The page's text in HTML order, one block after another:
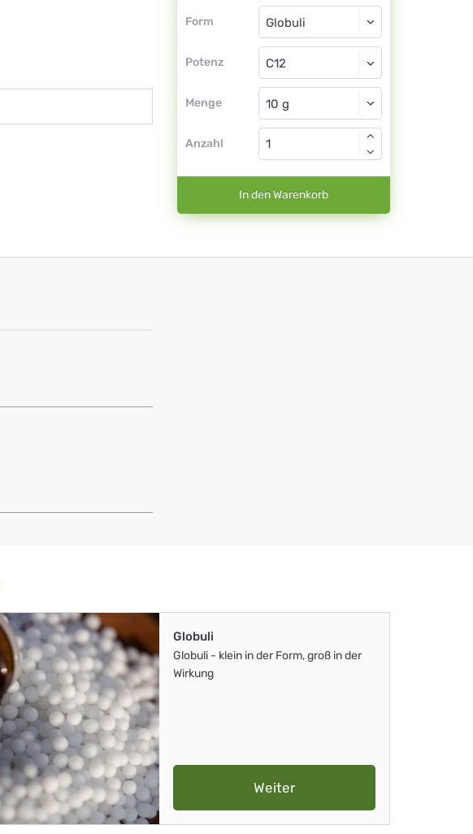
Form
Form
Potenz
Globuli
C12
Menge
Globuli
Anzahl
In den Warenkorb
Globuli
Globuli - klein in der Form, groß in der
Wirkung
Weiter